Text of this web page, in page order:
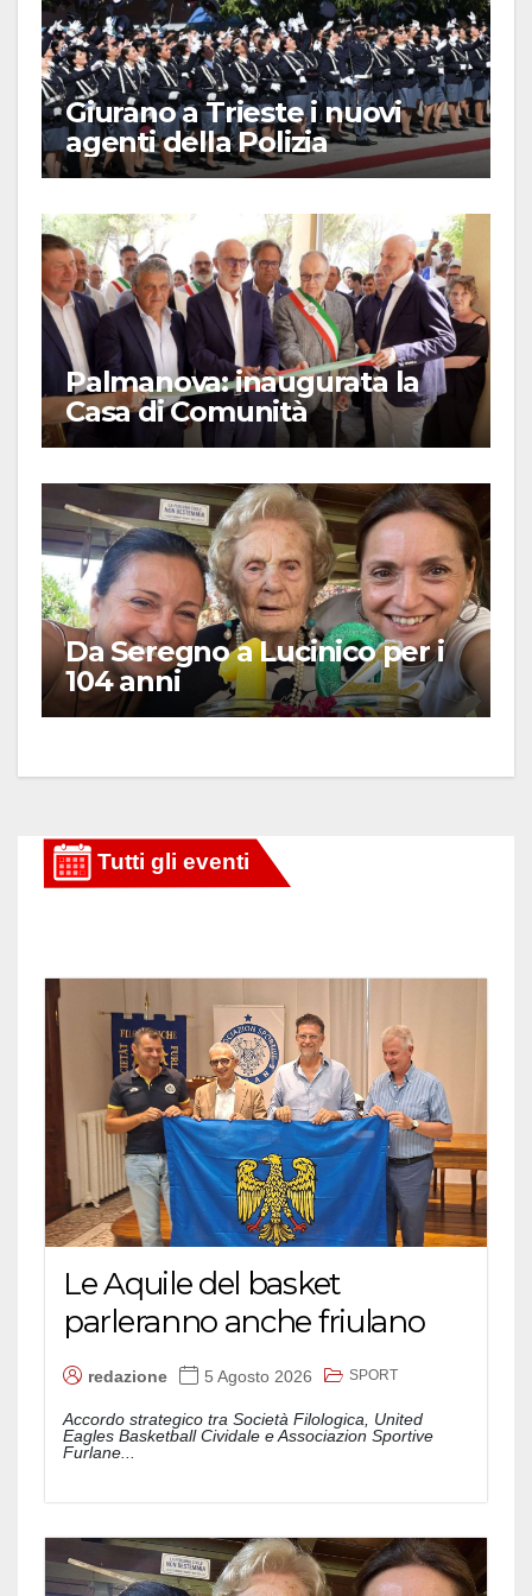
Giurano a Trieste i nuovi
agenti della Polizia
Palmanova: inaugurata la
Casa di Comunità
Da Seregno a Lucinico per i
104 anni
Le Aquile del basket
parleranno anche friulano
redazione 5 Agosto 2026 SPORT
Accordo strategico tra Società Filologica, United
Eagles Basketball Cividale e Associazion Sportive
Furlane...